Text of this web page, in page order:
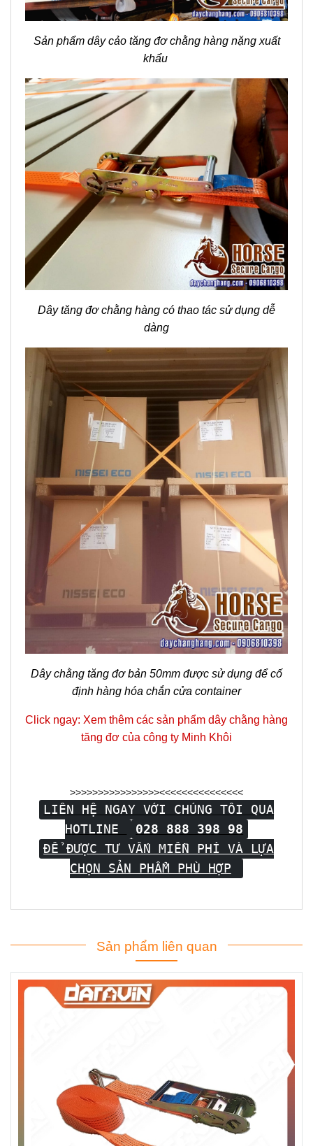
Sản phẩm dây cảo tăng đơ chằng hàng nặng xuất
khẩu
Dây tăng đơ chằng hàng có thao tác sử dụng dễ
dàng
Dây chằng tăng đơ bản 50mm được sử dụng để cố
định hàng hóa chắn cửa container
Click ngay: Xem thêm các sản phẩm dây chằng hàng
tăng đơ của công ty Minh Khôi
>>>>>>>>>>>>>>>><<<<<<<<<<<<<<<
LIÊN HỆ NGAY VỚI CHÚNG TÔI QUA
HOTLINE
028 888 398 98
ĐỂ ĐƯỢC TƯ VẤN MIỄN PHÍ VÀ LỰA
CHỌN SẢN PHẨM PHÙ HỢP
Sản phẩm liên quan